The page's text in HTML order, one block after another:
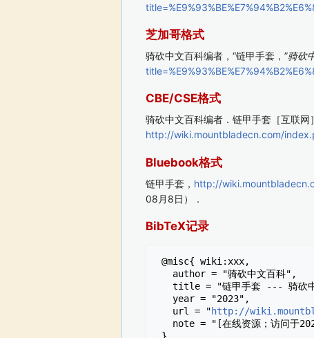
芝加哥格式
骑砍中文百科编者，“链甲手套，”骑砍
CBE/CSE格式
骑砍中文百科编者．链甲手套［互联
http://wiki.mountbladecn.com/
Bluebook格式
链甲手套， http://
08月8日）．
BibTeX记录
   url = "
http://